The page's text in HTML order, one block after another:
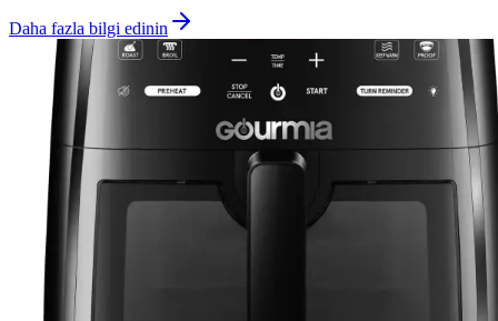
Daha fazla bilgi edinin